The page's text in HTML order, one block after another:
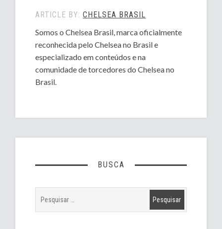
ARTICLE BY:CHELSEA BRASIL
Somos o Chelsea Brasil, marca oficialmente
reconhecida pelo Chelsea no Brasil e
especializado em conteúdos e na
comunidade de torcedores do Chelsea no
Brasil.
BUSCA